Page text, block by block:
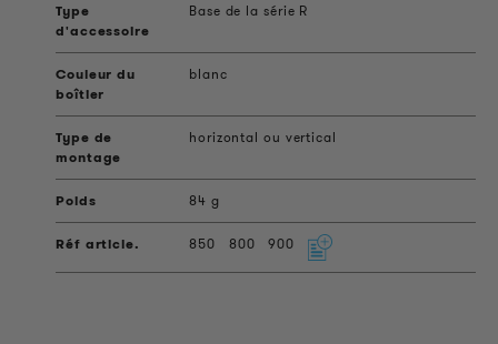
Base de la série R
blanc
horizontal ou vertical
84 g
850 800 900